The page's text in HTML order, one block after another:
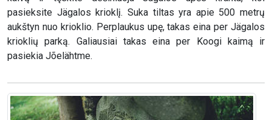
pasieksite Jägalos krioklį. Suka tiltas yra apie 500 metrų
aukštyn nuo krioklio. Perplaukus upę, takas eina per Jägalos
krioklių parką. Galiausiai takas eina per Koogi kaimą ir
pasiekia Jõelähtme.